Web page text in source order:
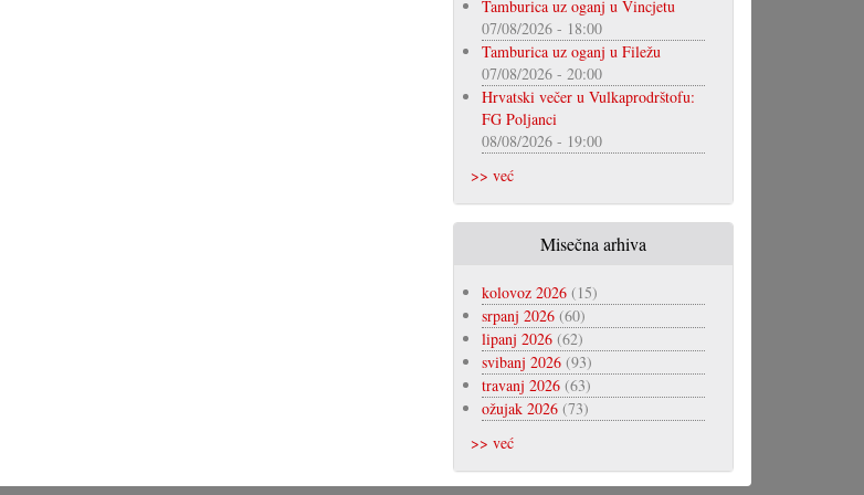
Tamburica uz oganj u Vincjetu
07/08/2026 - 18:00
Tamburica uz oganj u Filežu
07/08/2026 - 20:00
Hrvatski večer u Vulkaprodrštofu:
FG Poljanci
08/08/2026 - 19:00
>> već
Misečna arhiva
kolovoz 2026(15)
srpanj 2026(60)
lipanj 2026(62)
svibanj 2026(93)
travanj 2026(63)
ožujak 2026(73)
>> već